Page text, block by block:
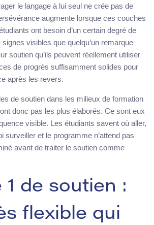
le langage à lui seul ne crée pas de
augmente lorsque ces couches
ont besoin d’un certain degré de
visibles que quelqu’un remarque
soutien qu’ils peuvent réellement utiliser
de progrès suffisamment solides pour
après les revers.
de soutien dans les milieux de formation
donc pas les plus élaborés. Ce sont eux
visible. Les étudiants savent où aller,
surveiller et le programme n’attend pas
avant de traiter le soutien comme
1 de soutien :
flexible qui